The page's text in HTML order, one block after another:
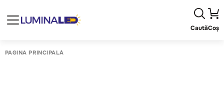
CautăCoș
PAGINA PRINCIPALĂ